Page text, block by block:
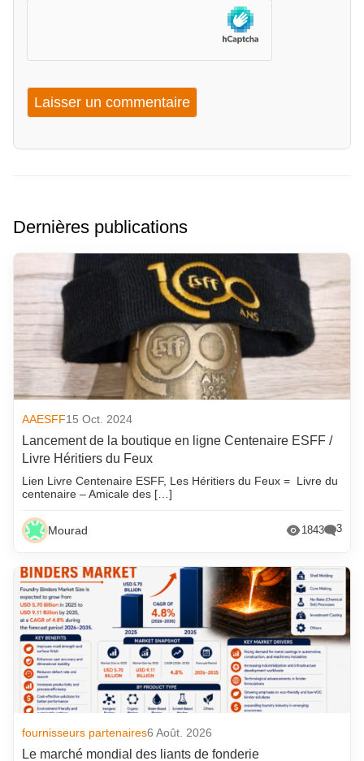
Dernières publications
AAESFF15 Oct. 2024
Lancement de la boutique en ligne Centenaire ESFF /
Livre Héritiers du Feux
Lien Livre Centenaire ESFF, Les Héritiers du Feux = Livre du
centenaire – Amicale des […]
Mourad 1843 3
fournisseurs partenaires6 Août. 2026
Le marché mondial des liants de fonderie